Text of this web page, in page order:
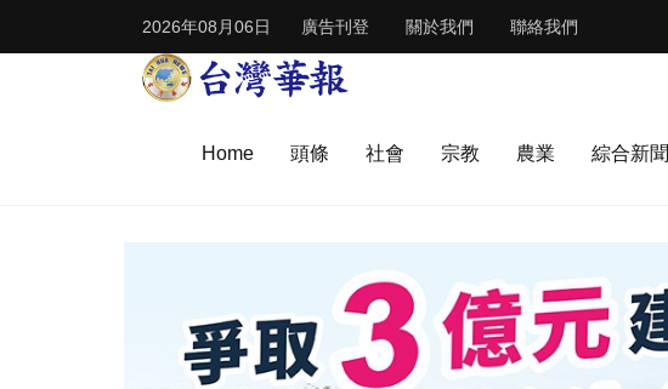
2026年08月06日 廣告刊登 關於我們 聯絡我們
Home 頭條 社會 宗教 農業 綜合新聞